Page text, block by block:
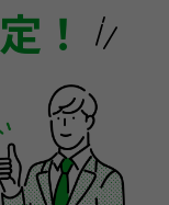
！